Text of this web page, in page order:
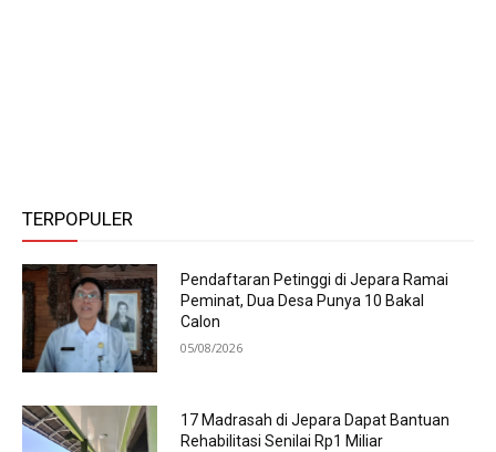
TERPOPULER
Pendaftaran Petinggi di Jepara Ramai
Peminat, Dua Desa Punya 10 Bakal
Calon
05/08/2026
17 Madrasah di Jepara Dapat Bantuan
Rehabilitasi Senilai Rp1 Miliar